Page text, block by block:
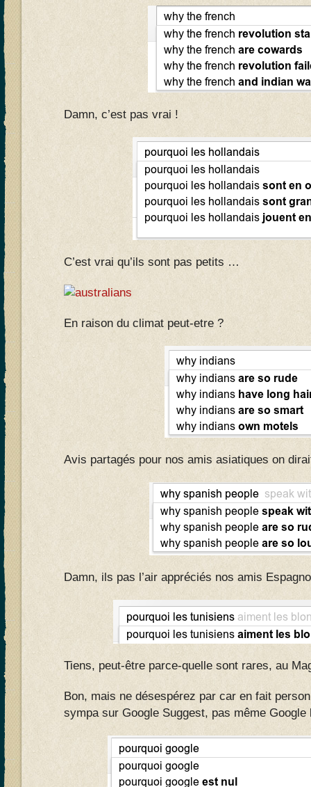
Damn, c’est pas vrai !
C’est vrai qu’ils sont pas petits …
En raison du climat peut-etre ?
Avis partagés pour nos amis asiatiques on
Damn, ils pas l’air appréciés nos amis
Tiens, peut-être parce-quelle sont rares, au
Bon, mais ne désespérez par car en fait
sympa sur Google Suggest, pas même Google